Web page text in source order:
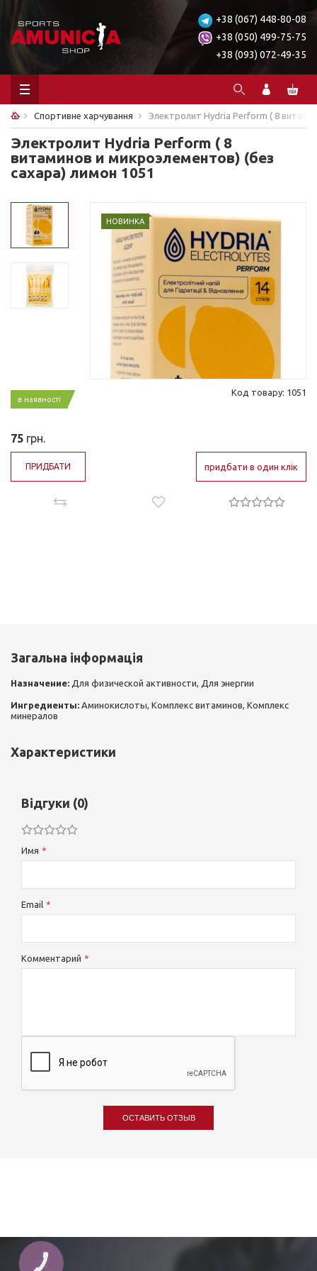
+38 (067) 448-80-08
+38 (050) 499-75-75
+38 (093) 072-49-35
Спортивне харчування Электролит Hydria Perform ( 8
Электролит Hydria Perform ( 8
витаминов и микроэлементов) (без
сахара) лимон 1051
НОВИНКА
в наявності
Код товару: 1051
75 грн.
ПРИДБАТИ придбати в один клік
Загальна інформація
Назначение: Для физической активности, Для энергии
Ингредиенты: Аминокислоты, Комплекс витаминов, Комплекс
минералов
Характеристики
Відгуки (0)
Имя
Email
Комментарий
ОСТАВИТЬ ОТЗЫВ
КНОПКА
ЗВ'ЯЗКУ